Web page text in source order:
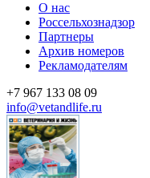
О нас
Россельхознадзор
Партнеры
Архив номеров
Рекламодателям
+7 967 133 08 09
info@vetandlife.ru